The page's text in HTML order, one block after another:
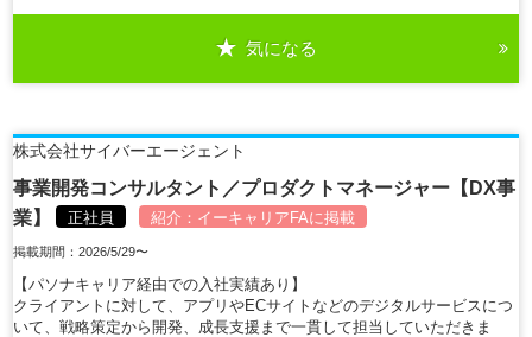
気になる
株式会社サイバーエージェント
事業開発コンサルタント／プロダクトマネージャー【DX事
業】
正社員 紹介： イーキャリアFAに掲載
掲載期間：2026/5/29〜
【パソナキャリア経由での入社実績あり】
クライアントに対して、アプリやECサイトなどのデジタルサービスにつ
いて、戦略策定から開発、成長支援まで一貫して担当していただきま